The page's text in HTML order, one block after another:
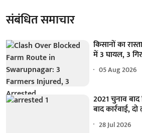
संबंधित समाचार
किसानों का
में 3 घायल, 3
05 Aug 2026
2021 चुनाव
बाद कार्रवाई,
28 Jul 2026